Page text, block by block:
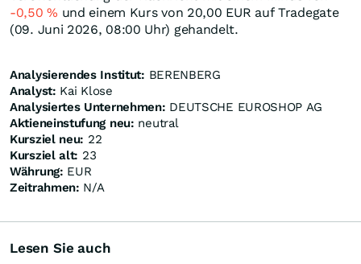
-0,50% und einem Kurs von 20,00 EUR auf Tradegate
(09. Juni 2026, 08:00 Uhr) gehandelt.
Analysierendes Institut: BERENBERG
Analyst: Kai Klose
Analysiertes Unternehmen: DEUTSCHE EUROSHOP AG
Aktieneinstufung neu: neutral
Kursziel neu: 22
Kursziel alt: 23
Währung: EUR
Zeitrahmen: N/A
Lesen Sie auch